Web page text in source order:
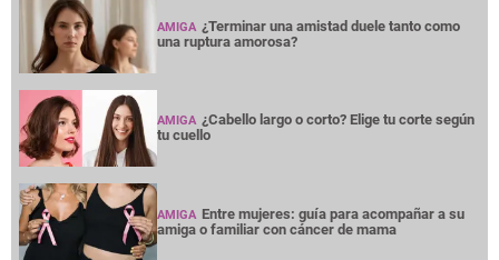
AMIGA ¿Terminar una amistad duele tanto como
una ruptura amorosa?
AMIGA ¿Cabello largo o corto? Elige tu corte según
tu cuello
AMIGA Entre mujeres: guía para acompañar a su
amiga o familiar con cáncer de mama